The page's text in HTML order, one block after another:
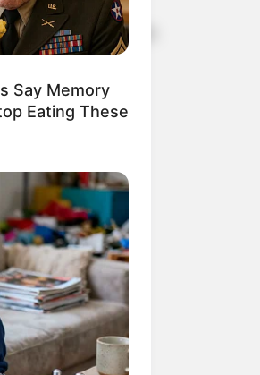
famílias, mas em
Say Memory
Eating These